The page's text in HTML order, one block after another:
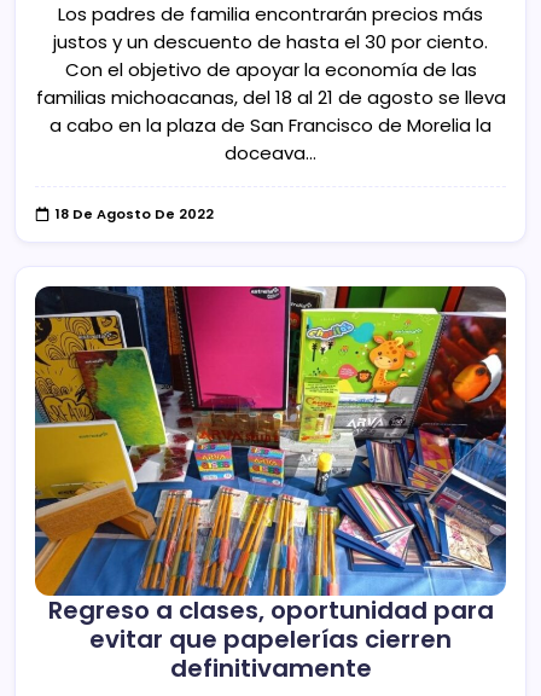
Los padres de familia encontrarán precios más
justos y un descuento de hasta el 30 por ciento.
Con el objetivo de apoyar la economía de las
familias michoacanas, del 18 al 21 de agosto se lleva
a cabo en la plaza de San Francisco de Morelia la
doceava…
18 De Agosto De 2022
Regreso a clases, oportunidad para
evitar que papelerías cierren
definitivamente